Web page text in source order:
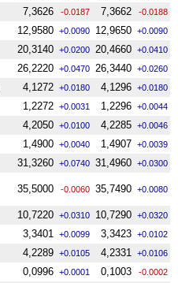
7,3626 -0.0187 7,3662 -0.0188
12,9580 +0.0090 12,9650 +0.0090
20,3140 +0.0200 20,4660 +0.0410
26,2220 +0.0470 26,3440 +0.0260
4,1272 +0.0180 4,1296 +0.0180
1,2272 +0.0031 1,2296 +0.0044
4,2050 +0.0100 4,2285 +0.0046
1,4900 +0.0040 1,4907 +0.0039
31,3260 +0.0740 31,4960 +0.0300
35,5000 -0.0060 35,7490 +0.0080
10,7220 +0.0310 10,7290 +0.0320
3,3401 +0.0099 3,3423 +0.0102
4,2289 +0.0105 4,2331 +0.0106
0,0996 +0.0001 0,1003 -0.0002